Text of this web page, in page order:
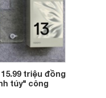
15.99 triệu đồng
túy" công